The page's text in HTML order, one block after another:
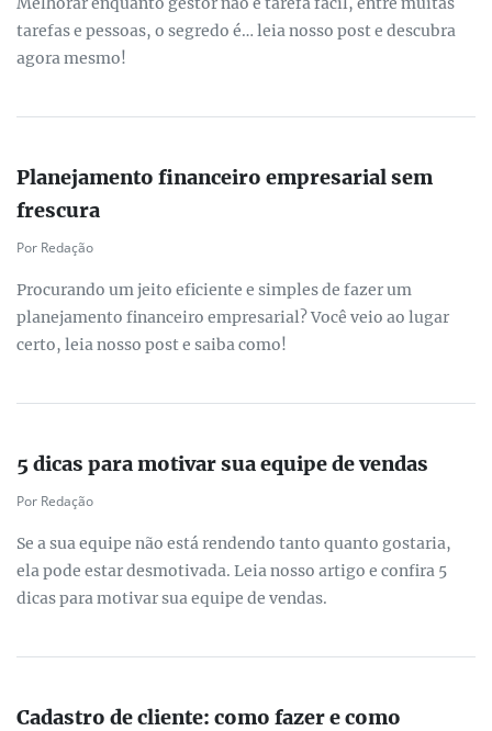
tarefas e pessoas, o segredo é… leia nosso post e descubra
agora mesmo!
Planejamento financeiro empresarial sem
frescura
Por Redação
Procurando um jeito eficiente e simples de fazer um
planejamento financeiro empresarial? Você veio ao lugar
certo, leia nosso post e saiba como!
5 dicas para motivar sua equipe de vendas
Por Redação
Se a sua equipe não está rendendo tanto quanto gostaria,
ela pode estar desmotivada. Leia nosso artigo e confira 5
dicas para motivar sua equipe de vendas.
Cadastro de cliente: como fazer e como